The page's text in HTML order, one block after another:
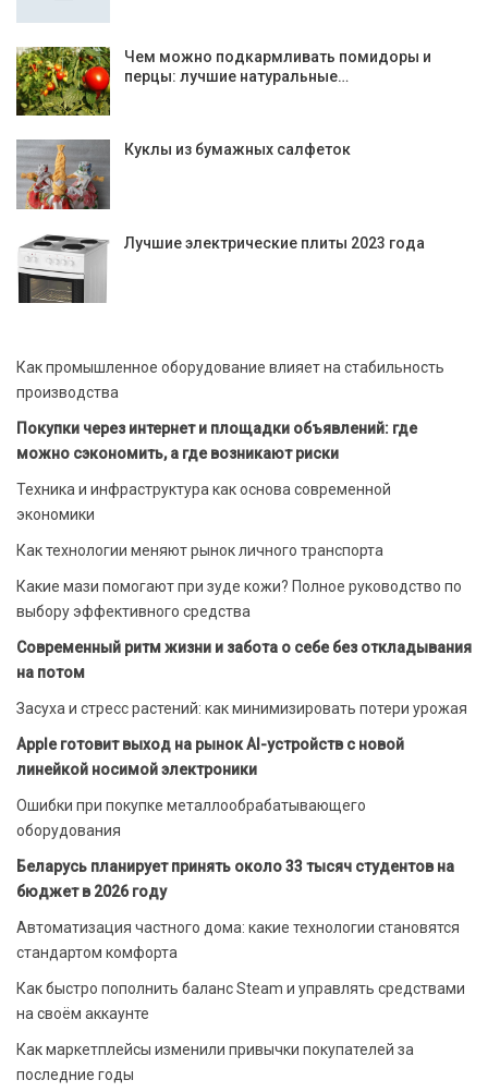
Чем можно подкармливать помидоры и
перцы: лучшие натуральные…
Куклы из бумажных салфеток
Лучшие электрические плиты 2023 года
Как промышленное оборудование влияет на стабильность
производства
Покупки через интернет и площадки объявлений: где
можно сэкономить, а где возникают риски
Техника и инфраструктура как основа современной
экономики
Как технологии меняют рынок личного транспорта
Какие мази помогают при зуде кожи? Полное руководство по
выбору эффективного средства
Современный ритм жизни и забота о себе без откладывания
на потом
Засуха и стресс растений: как минимизировать потери урожая
Apple готовит выход на рынок AI-устройств с новой
линейкой носимой электроники
Ошибки при покупке металлообрабатывающего
оборудования
Беларусь планирует принять около 33 тысяч студентов на
бюджет в 2026 году
Автоматизация частного дома: какие технологии становятся
стандартом комфорта
Как быстро пополнить баланс Steam и управлять средствами
на своём аккаунте
Как маркетплейсы изменили привычки покупателей за
последние годы